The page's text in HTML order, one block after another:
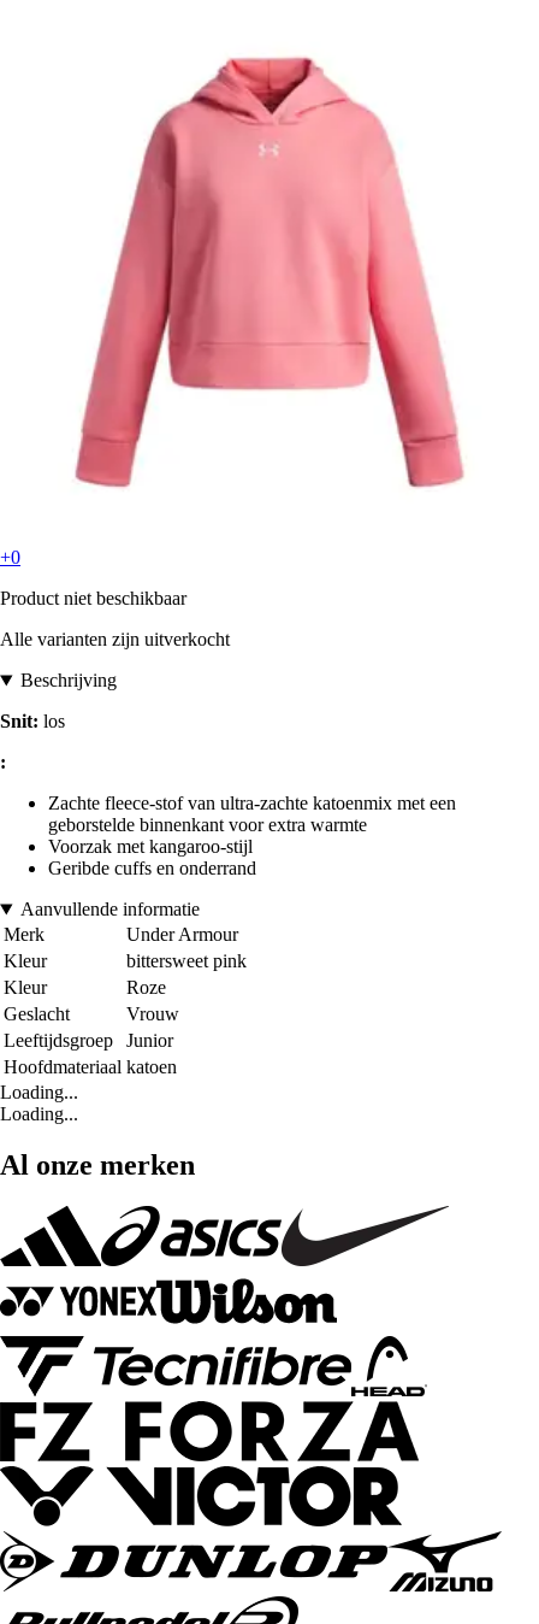
+0
Product niet beschikbaar
Alle varianten zijn uitverkocht
Beschrijving
Snit: los
:
Zachte fleece-stof van ultra-zachte katoenmix met een
geborstelde binnenkant voor extra warmte
Voorzak met kangaroo-stijl
Geribde cuffs en onderrand
Aanvullende informatie
Merk
Under Armour
Kleur
bittersweet pink
Kleur
Roze
Geslacht
Vrouw
Leeftijdsgroep
Junior
Hoofdmateriaal katoen
Loading...
Loading...
Al onze merken